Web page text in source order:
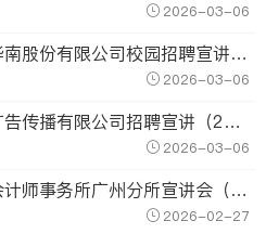
2026-03-06
【企业宣讲会】中信证券华南股份有限公司校园招聘宣讲会（2026年3月11日）
2026-03-06
【企业宣讲会】上海分众广告传播有限公司招聘宣讲（2026年3月11日）
2026-03-06
【企业宣讲会】安永华明会计师事务所广州分所宣讲会（2026年3月4日）
2026-02-27